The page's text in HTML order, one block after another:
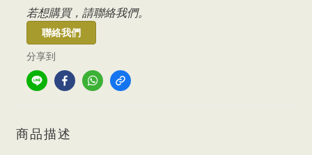
若想購買，請聯絡我們。
聯絡我們
分享到
商品描述